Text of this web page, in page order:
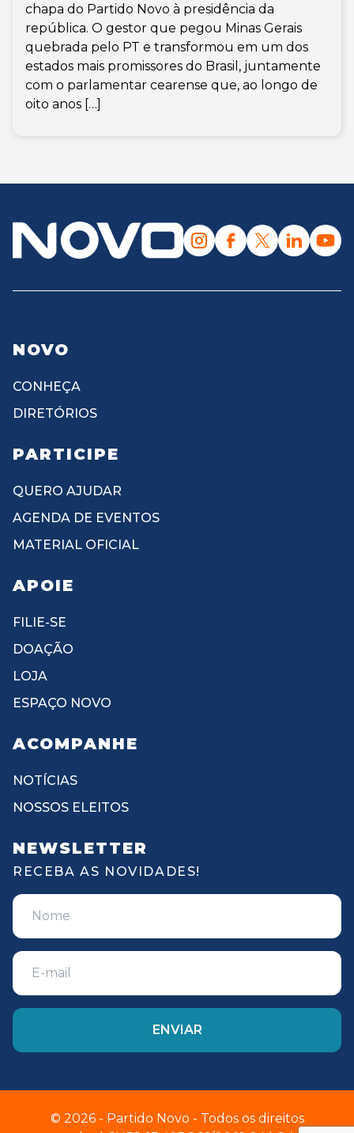
chapa do Partido Novo à presidência da
república. O gestor que pegou Minas Gerais
quebrada pelo PT e transformou em um dos
estados mais promissores do Brasil, juntamente
com o parlamentar cearense que, ao longo de
oito anos […]
NOVO
CONHEÇA
DIRETÓRIOS
PARTICIPE
QUERO AJUDAR
AGENDA DE EVENTOS
MATERIAL OFICIAL
APOIE
FILIE-SE
DOAÇÃO
LOJA
ESPAÇO NOVO
ACOMPANHE
NOTÍCIAS
NOSSOS ELEITOS
NEWSLETTER
RECEBA AS NOVIDADES!
© 2026 - Partido Novo - Todos os direitos